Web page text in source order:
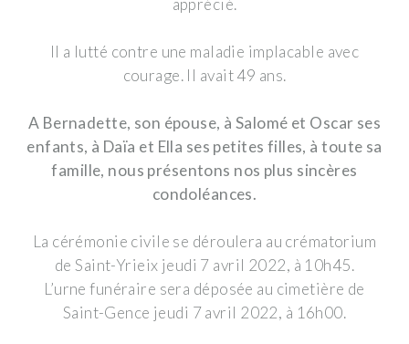
apprécié.
Il a lutté contre une maladie implacable avec
courage. Il avait 49 ans.
A Bernadette, son épouse, à Salomé et Oscar ses
enfants, à Daïa et Ella ses petites filles, à toute sa
famille, nous présentons nos plus sincères
condoléances.
La cérémonie civile se déroulera au crématorium
de Saint-Yrieix jeudi 7 avril 2022, à 10h45.
L’urne funéraire sera déposée au cimetière de
Saint-Gence jeudi 7 avril 2022, à 16h00.